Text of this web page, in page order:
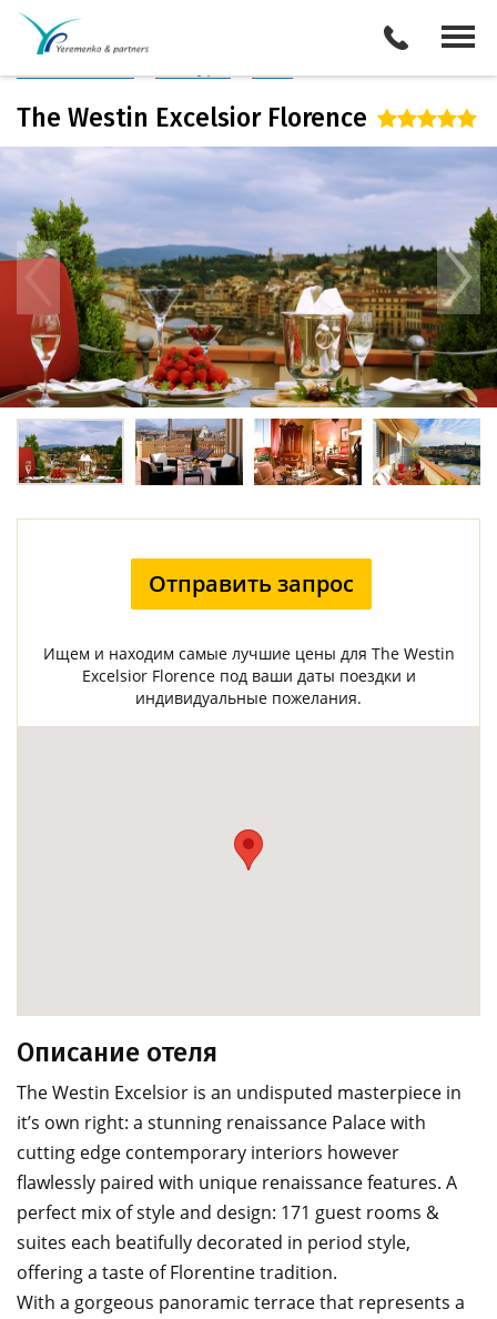
Италия
Описание отеля
The Westin Excelsior Florence
Отправить запрос
Ищем и находим самые лучшие цены для The Westin
Excelsior Florence под ваши даты поездки и
индивидуальные пожелания.
Описание отеля
The Westin Excelsior is an undisputed masterpiece in
it’s own right: a stunning renaissance Palace with
cutting edge contemporary interiors however
flawlessly paired with unique renaissance features. A
perfect mix of style and design: 171 guest rooms &
suites each beatifully decorated in period style,
offering a taste of Florentine tradition.
With a gorgeous panoramic terrace that represents a